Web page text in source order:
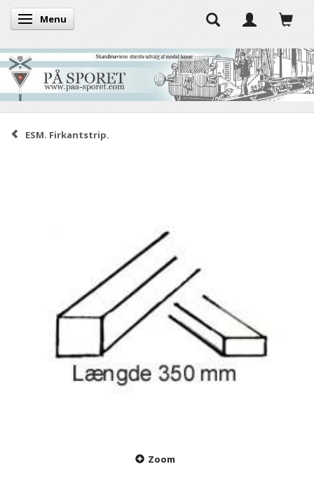
Skifte navigation
Menu
ESM. Firkantstrip.
Zoom